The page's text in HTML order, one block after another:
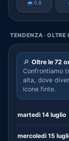
🌧️ 0.8
TENDENZA · OLTRE
🔎 Oltre le 72
Confrontiamo
alta, dove
icone finte.
martedì 14 luglio
mercoledì 15